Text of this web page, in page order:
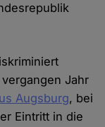
Jahr
Augsburg, bei
Eintritt in die